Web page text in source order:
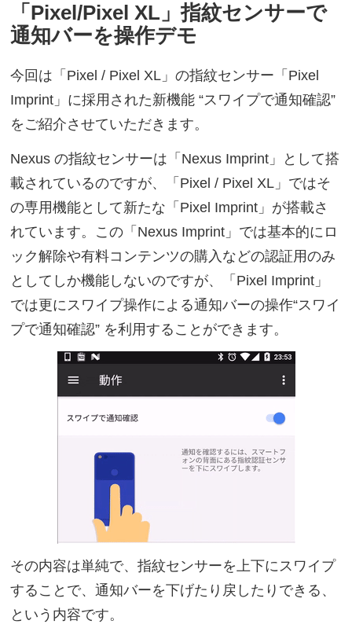
「Pixel/Pixel XL」指紋センサーで
通知バーを操作デモ
今回は「Pixel / Pixel XL」の指紋センサー「Pixel
Imprint」に採用された新機能 “スワイプで通知確認”
をご紹介させていただきます。
Nexus の指紋センサーは「Nexus Imprint」として搭
載されているのですが、「Pixel / Pixel XL」ではそ
の専用機能として新たな「Pixel Imprint」が搭載さ
れています。この「Nexus Imprint」では基本的にロ
ック解除や有料コンテンツの購入などの認証用のみ
としてしか機能しないのですが、「Pixel Imprint」
では更にスワイプ操作による通知バーの操作“スワイ
プで通知確認” を利用することができます。
その内容は単純で、指紋センサーを上下にスワイプ
することで、通知バーを下げたり戻したりできる、
という内容です。